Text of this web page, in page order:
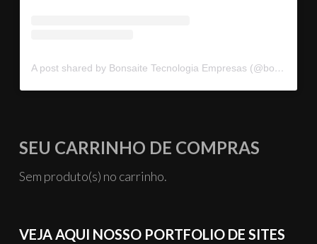
A post shared by Bonsaite Tecnologia Empresas (@bonsaitebrasil)
SEU CARRINHO DE COMPRAS
Sem produto(s) no carrinho.
VEJA AQUI NOSSO PORTFOLIO DE SITES